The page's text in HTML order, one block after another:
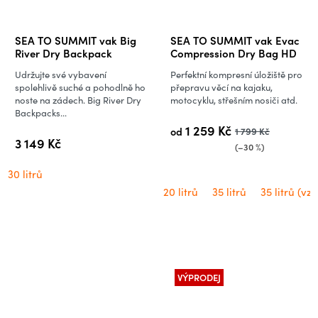
SEA TO SUMMIT vak Big
River Dry Backpack
3 149 Kč
Udržujte své vybavení
spolehlivě suché a pohodlně ho
noste na zádech. Big River Dry
Backpacks...
30 litrů
SEA TO SUMMIT vak Evac
Compression Dry Bag HD
od 1 259 Kč 1 799 Kč
(–30 %)
Perfektní kompresní úložiště pro
přepravu věcí na kajaku,
motocyklu, střešním nosiči atd.
20 litrů 35 litrů 35 litrů
VÝPRODEJ